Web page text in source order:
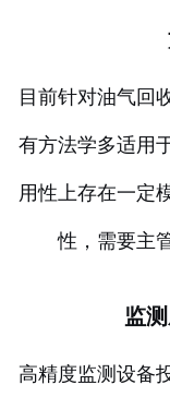
目前针对油气回
有方法学多适用
用性上存在一定
性，需要主
监
高精度监测设备